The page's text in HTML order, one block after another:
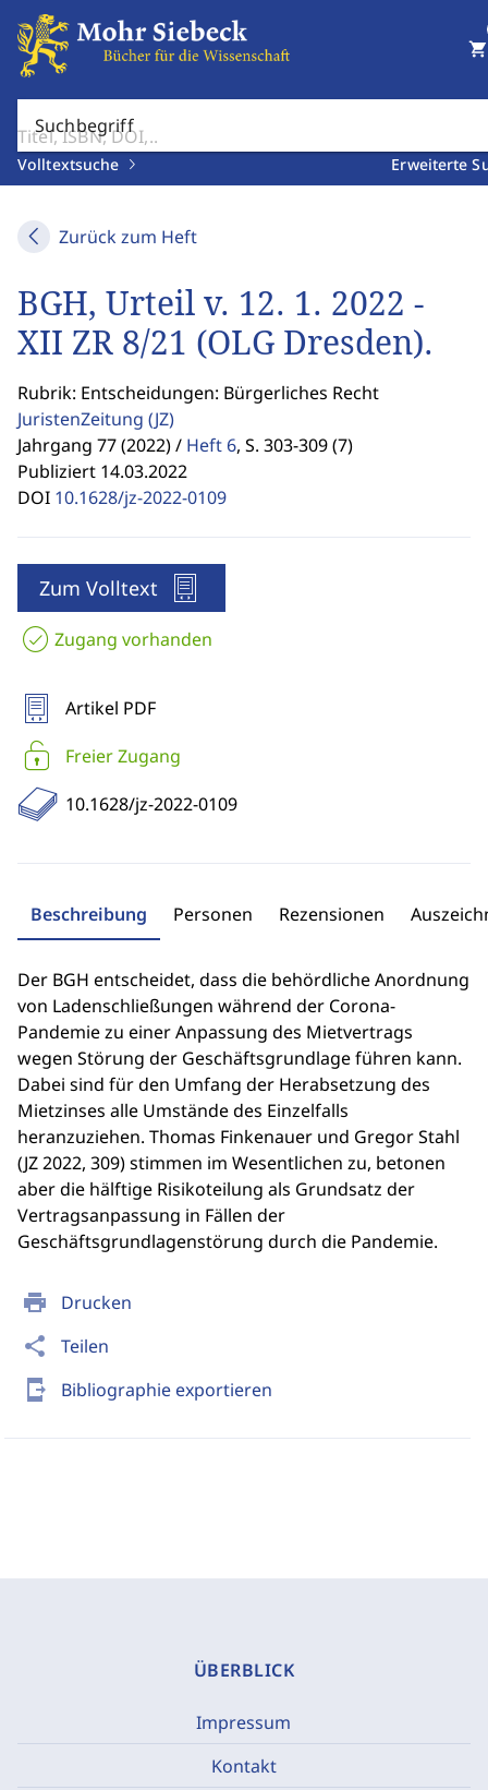
Suchbegriff
Volltextsuche Erweiterte
shopping_cart
Zurück zum Heft
print Drucken
share Teilen
send_to_mobile Bibliographie exportieren
BGH, Urteil v. 12. 1. 2022 -
XII ZR 8/21 (OLG Dresden).
Rubrik: Entscheidungen: Bürgerliches Recht
JuristenZeitung (JZ)
Jahrgang 77 (2022) / Heft 6, S. 303-309 (7)
Publiziert 14.03.2022
DOI 10.1628/jz-2022-0109
Zum Volltext
Zugang vorhanden
Artikel PDF
Freier Zugang
10.1628/jz-2022-0109
Beschreibung Personen Rezensionen
Der BGH entscheidet, dass die behördliche Anordnung
von Ladenschließungen während der Corona-
Pandemie zu einer Anpassung des Mietvertrags
wegen Störung der Geschäftsgrundlage führen kann.
Dabei sind für den Umfang der Herabsetzung des
Mietzinses alle Umstände des Einzelfalls
heranzuziehen. Thomas Finkenauer und Gregor Stahl
(JZ 2022, 309) stimmen im Wesentlichen zu, betonen
aber die hälftige Risikoteilung als Grundsatz der
Vertragsanpassung in Fällen der
Geschäftsgrundlagenstörung durch die Pandemie.
ÜBERBLICK
Impressum
Kontakt